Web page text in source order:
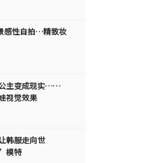
感性自拍…精致妆
主变成现实……
视觉效果
韩服走向世
模特